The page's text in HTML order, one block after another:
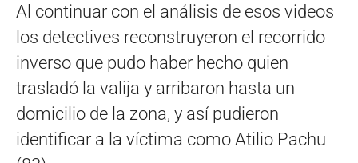
Al continuar con el análisis de esos videos
los detectives reconstruyeron el recorrido
inverso que pudo haber hecho quien
trasladó la valija y arribaron hasta un
domicilio de la zona, y así pudieron
identificar a la víctima como Atilio Pachu